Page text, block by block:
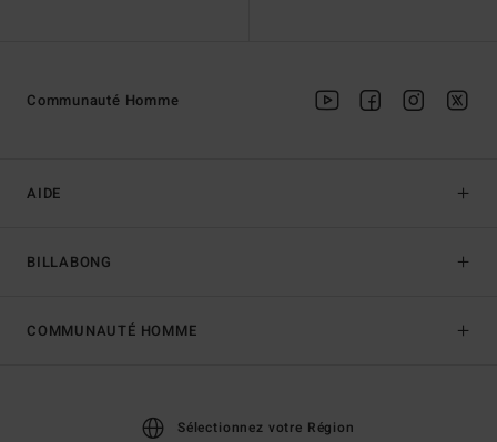
AIDE
BILLABONG
Communauté Homme
COMMUNAUTÉ HOMME
Sélectionnez votre Région